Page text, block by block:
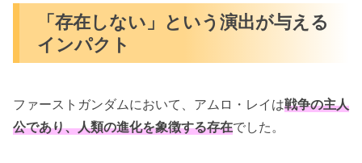
「存在しない」という演出が与える
インパクト
ファーストガンダムにおいて、アムロ・レイは戦争の主人
公であり、人類の進化を象徴する存在でした。